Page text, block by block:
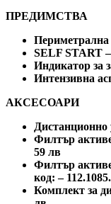
ПРЕДИМСТВА
Периметрална
SELF START
Индикатор за
Интензивна
АКСЕСОАРИ
Дистанционно
Филтър
59 лв
Филтър
код: –
Комплект за